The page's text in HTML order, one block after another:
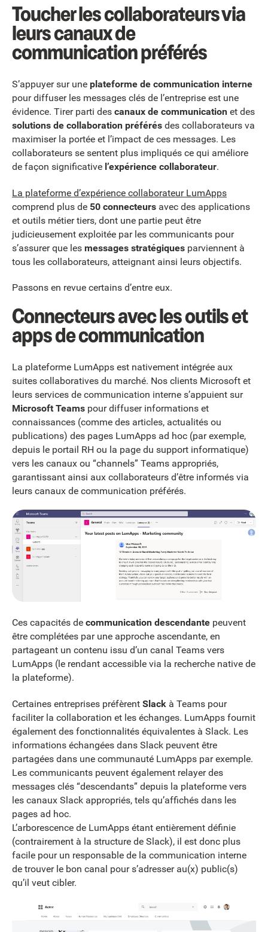
Toucher les collaborateurs via
leurs canaux de
communication préférés
S’appuyer sur une plateforme de communication interne
pour diffuser les messages clés de l’entreprise est une
évidence. Tirer parti des canaux de communication et des
solutions de collaboration préférés des collaborateurs va
maximiser la portée et l’impact de ces messages. Les
collaborateurs se sentent plus impliqués ce qui améliore
de façon significative l’expérience collaborateur.
La plateforme d’expérience collaborateur LumApps
comprend plus de 50 connecteurs avec des applications
et outils métier tiers, dont une partie peut être
judicieusement exploitée par les communicants pour
s’assurer que les messages stratégiques parviennent à
tous les collaborateurs, atteignant ainsi leurs objectifs.
Passons en revue certains d’entre eux.
Connecteurs avec les outils et
apps de communication
La plateforme LumApps est nativement intégrée aux
suites collaboratives du marché. Nos clients Microsoft et
leurs services de communication interne s’appuient sur
Microsoft Teams pour diffuser informations et
connaissances (comme des articles, actualités ou
publications) des pages LumApps ad hoc (par exemple,
depuis le portail RH ou la page du support informatique)
vers les canaux ou “channels” Teams appropriés,
garantissant ainsi aux collaborateurs d’être informés via
leurs canaux de communication préférés.
Ces capacités de communication descendante peuvent
être complétées par une approche ascendante, en
partageant un contenu issu d’un canal Teams vers
LumApps (le rendant accessible via la recherche native de
la plateforme).
Certaines entreprises préfèrent Slack à Teams pour
faciliter la collaboration et les échanges. LumApps fournit
également des fonctionnalités équivalentes à Slack. Les
informations échangées dans Slack peuvent être
partagées dans une communauté LumApps par exemple.
Les communicants peuvent également relayer des
messages clés “descendants” depuis la plateforme vers
les canaux Slack appropriés, tels qu’affichés dans les
pages ad hoc.
L’arborescence de LumApps étant entièrement définie
(contrairement à la structure de Slack), il est donc plus
facile pour un responsable de la communication interne
de trouver le bon canal pour s’adresser au(x) public(s)
qu’il veut cibler.